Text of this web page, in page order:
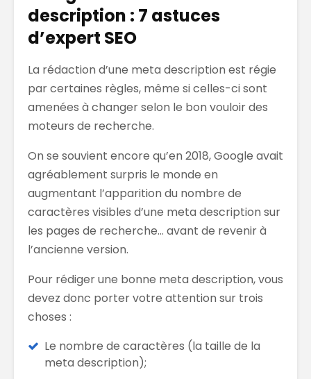
description : 7 astuces
d’expert SEO
La rédaction d’une meta description est régie
par certaines règles, même si celles-ci sont
amenées à changer selon le bon vouloir des
moteurs de recherche.
On se souvient encore qu’en 2018, Google avait
agréablement surpris le monde en
augmentant l’apparition du nombre de
caractères visibles d’une meta description sur
les pages de recherche… avant de revenir à
l’ancienne version.
Pour rédiger une bonne meta description, vous
devez donc porter votre attention sur trois
choses :
Le nombre de caractères (la taille de la
meta description);